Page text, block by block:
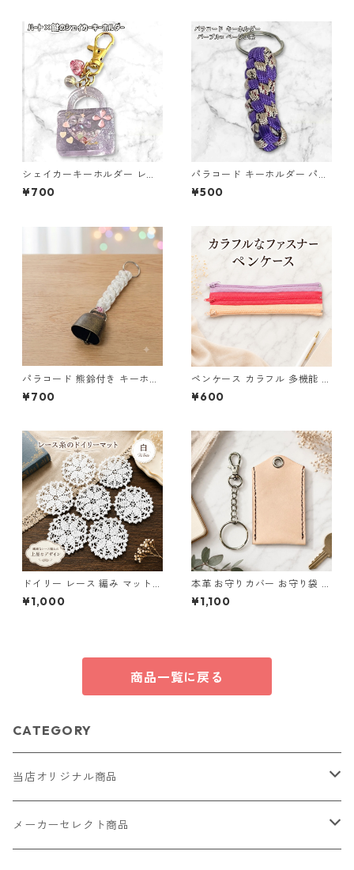
シェイカーキーホルダー レジ
ン キーホルダー ハート 鍵 バ
ッグチャーム ハンドメイド レ
ラ チャーム ビーズ入り プレゼ
¥700
パラコード キーホルダー パー
プル ベージュ系 編み込み s34
¥500
パラコード 熊鈴付き キーホル
ダー ホワイト×ピンク 編み込
み S42 アウトドア
¥700
ペンケース カラフル 多機能 筆
箱 ファスナー6本 s9
¥600
ドイリー レース 編み マット
白 コースター s1
¥1,000
本革 お守りカバー お守り袋 日
本製 生成り ナチュラル サイズ
M l105 レザー お守りケース
¥1,100
商品一覧に戻る
CATEGORY
当店オリジナル商品
レザー（革）
メーカーセレクト商品